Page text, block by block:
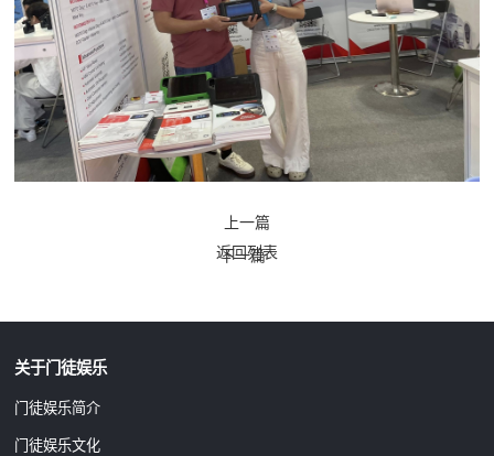
上一篇
下一篇
返回列表
关于门徒娱乐
门徒娱乐简介
门徒娱乐文化